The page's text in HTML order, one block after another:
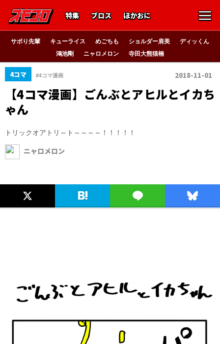
特集 ブロス ほかおに
サボり先輩 キューライス めごちも ショルダー肩美
ディッくん
鴻池剛
ニャロメロン 寺田大熊猫楠
4コマ #4コマ漫画 2018-11-01
【4コマ漫画】ごんぶとアヒルとイカち
ゃん
トリックオアトリ～ト～～～～！！！！！
ニャロメロン